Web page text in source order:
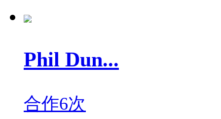
Phil Dun...
合作6次